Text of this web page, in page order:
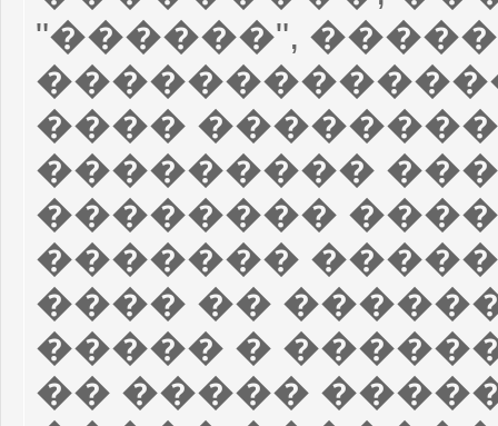
"������",
����
���������
��������
�������
���� ��
����� �
�� �����